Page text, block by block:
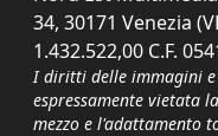
34, 30171 Venezia
1.432.522,00 C.F.
I diritti delle immagini
espressamente vietata
mezzo e l'adattamento